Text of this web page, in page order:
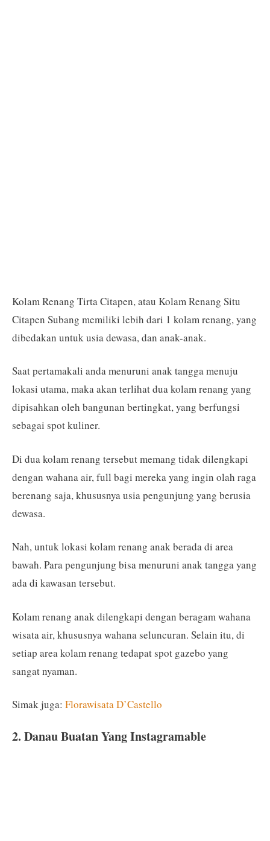
Kolam Renang Tirta Citapen, atau Kolam Renang Situ
Citapen Subang memiliki lebih dari 1 kolam renang, yang
dibedakan untuk usia dewasa, dan anak-anak.
Saat pertamakali anda menuruni anak tangga menuju
lokasi utama, maka akan terlihat dua kolam renang yang
dipisahkan oleh bangunan bertingkat, yang berfungsi
sebagai spot kuliner.
Di dua kolam renang tersebut memang tidak dilengkapi
dengan wahana air, full bagi mereka yang ingin olah raga
berenang saja, khususnya usia pengunjung yang berusia
dewasa.
Nah, untuk lokasi kolam renang anak berada di area
bawah. Para pengunjung bisa menuruni anak tangga yang
ada di kawasan tersebut.
Kolam renang anak dilengkapi dengan beragam wahana
wisata air, khususnya wahana seluncuran. Selain itu, di
setiap area kolam renang tedapat spot gazebo yang
sangat nyaman.
Simak juga: Florawisata D’Castello
2. Danau Buatan Yang Instagramable